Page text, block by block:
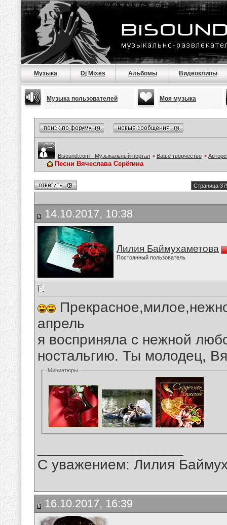
Музыка Dj Mixes Альбомы Видеоклипы
Музыка пользователей Моя музыка
Bisound.com - Музыкальный портал > Ваше творчество >
Песни Вячеслава Серёгина
Страница
14.10.2017, 10:38
Лилия Баймухаметова
Постоянный пользователь
апрель
я восприняла с нежной
ностальгию. Ты молодец,
Миниатюры
С уважением: Лилия
16.10.2017, 16:39